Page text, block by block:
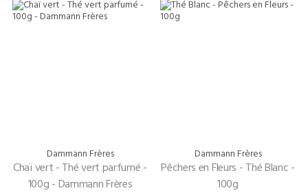
Dammann Frères
Chaï vert - Thé vert parfumé -
100g - Dammann Frères
Dammann Frères
Pêchers en Fleurs - Thé Blanc -
100g